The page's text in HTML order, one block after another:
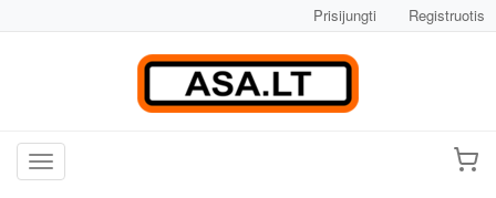
Prisijungti Registruotis
Toggle navigation